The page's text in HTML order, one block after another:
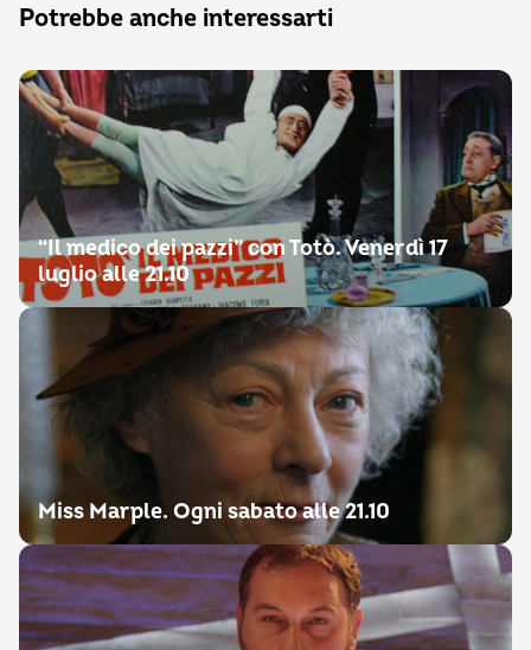
Potrebbe anche interessarti
“Il medico dei pazzi” con Totò. Venerdì 17
luglio alle 21.10
Miss Marple. Ogni sabato alle 21.10